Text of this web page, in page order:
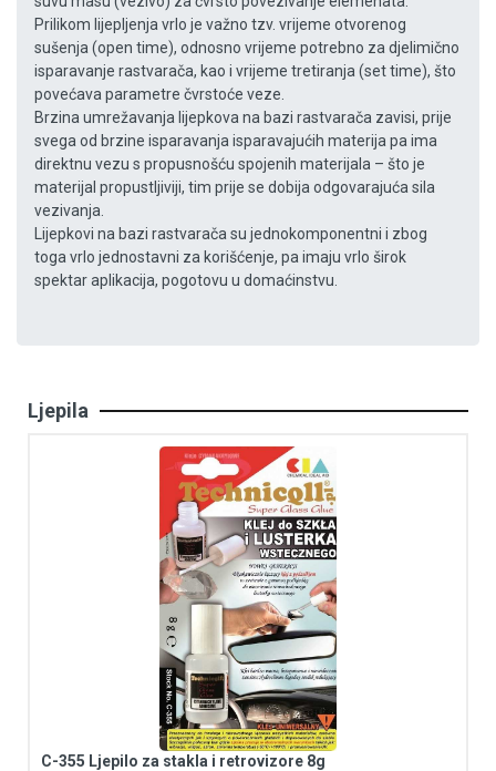
Prilikom lijepljenja vrlo je važno tzv. vrijeme otvorenog
sušenja (open time), odnosno vrijeme potrebno za djelimično
isparavanje rastvarača, kao i vrijeme tretiranja (set time), što
povećava parametre čvrstoće veze.
Brzina umrežavanja lijepkova na bazi rastvarača zavisi, prije
svega od brzine isparavanja isparavajućih materija pa ima
direktnu vezu s propusnošću spojenih materijala – što je
materijal propustljiviji, tim prije se dobija odgovarajuća sila
vezivanja.
Lijepkovi na bazi rastvarača su jednokomponentni i zbog
toga vrlo jednostavni za korišćenje, pa imaju vrlo širok
spektar aplikacija, pogotovu u domaćinstvu.
Ljepila
C-355 Ljepilo za stakla i retrovizore 8g